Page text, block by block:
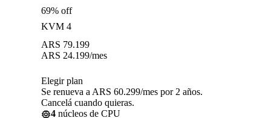
69% off
KVM 4
ARS 79.199
ARS 24.199/mes
Elegir plan
Se renueva a ARS 60.299/mes por 2 años.
Cancelá cuando quieras.
4 núcleos de CPU